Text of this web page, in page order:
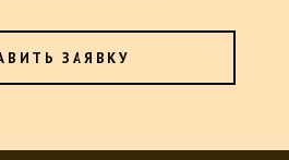
ЗАЯВКУ